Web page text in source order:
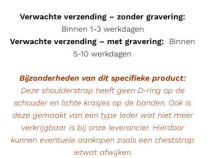
Verwachte verzending – zonder gravering:
Binnen 1-3 werkdagen
Verwachte verzending – met gravering: Binnen
5-10 werkdagen
Bijzonderheden van dit specifieke product:
Deze shoulderstrap heeft geen D-ring op de
schouder en lichte krasjes op de banden. Ook is
deze gemaakt van een type leder wat niet meer
verkrijgbaar is bij onze leverancier. Hierdoor
kunnen eventuele aankopen zoals een cheststrap
ietwat afwijken.